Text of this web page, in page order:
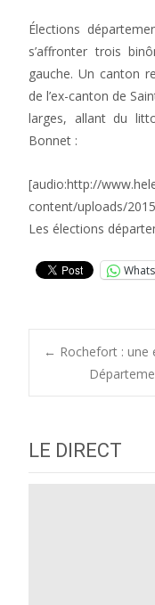
Élections
s’affronter trois
gauche. Un canton
de l’ex-canton de
larges, allant du
Bonnet :
[audio:http://
content/uploads/
Les élections
Post
← Rochefort : une
LE DIRECT